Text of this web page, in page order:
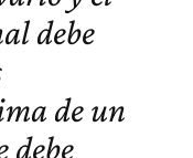
debe
de un
debe